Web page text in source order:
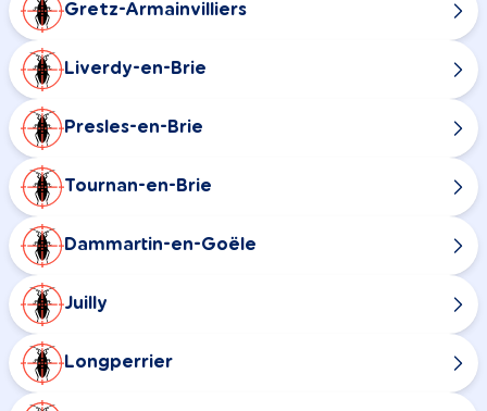
Gretz-Armainvilliers
Liverdy-en-Brie
Presles-en-Brie
Tournan-en-Brie
Dammartin-en-Goële
Juilly
Longperrier